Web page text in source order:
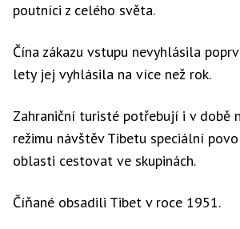
poutníci z celého světa.
Čína zákazu vstupu nevyhlásila
lety jej vyhlásila na více než rok.
Zahraniční turisté potřebují i v době
režimu návštěv Tibetu speciální
oblasti cestovat ve skupinách.
Číňané obsadili Tibet v roce 1951.